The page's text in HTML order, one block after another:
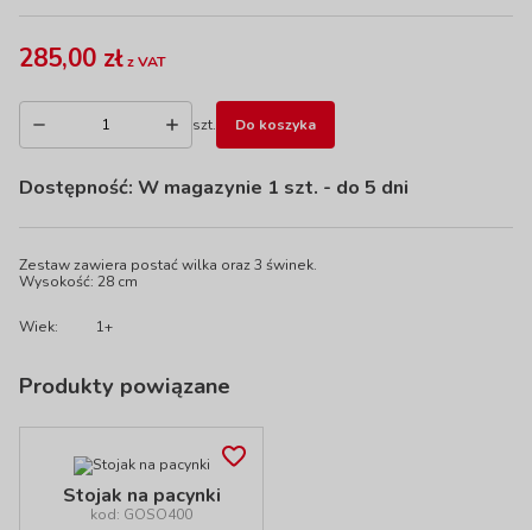
285,00 złz VAT
szt. Do koszyka
Dostępność: W magazynie 1 szt. - do 5 dni
Zestaw zawiera postać wilka oraz 3 świnek.
Wysokość: 28 cm
Wiek: 1+
Produkty powiązane
Stojak na pacynki
kod: GOSO400